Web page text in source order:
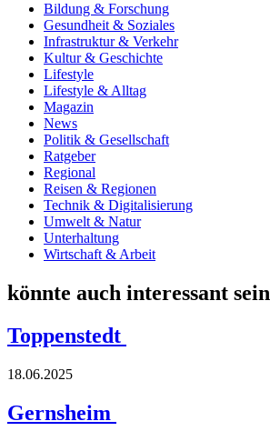
Bildung & Forschung
Gesundheit & Soziales
Infrastruktur & Verkehr
Kultur & Geschichte
Lifestyle
Lifestyle & Alltag
Magazin
News
Politik & Gesellschaft
Ratgeber
Regional
Reisen & Regionen
Technik & Digitalisierung
Umwelt & Natur
Unterhaltung
Wirtschaft & Arbeit
könnte auch interessant sein
Toppenstedt
18.06.2025
Gernsheim